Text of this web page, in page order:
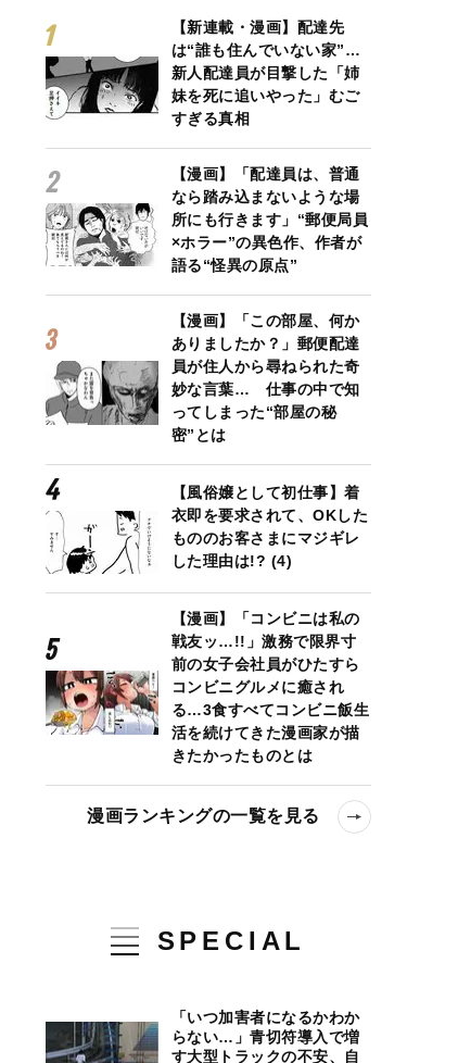
【新連載・漫画】配達先
は“誰も住んでいない家”…
新人配達員が目撃した「姉
妹を死に追いやった」むご
すぎる真相
【漫画】「配達員は、普通
なら踏み込まないような場
所にも行きます」“郵便局員
×ホラー”の異色作、作者が
語る“怪異の原点”
【漫画】「この部屋、何か
ありましたか？」郵便配達
員が住人から尋ねられた奇
妙な言葉… 仕事の中で知
ってしまった“部屋の秘
密”とは
【風俗嬢として初仕事】着
衣即を要求されて、OKした
もののお客さまにマジギレ
した理由は!? (4)
【漫画】「コンビニは私の
戦友ッ…!!」激務で限界寸
前の女子会社員がひたすら
コンビニグルメに癒され
る…3食すべてコンビニ飯生
活を続けてきた漫画家が描
きたかったものとは
漫画ランキングの一覧を見る
SPECIAL
「いつ加害者になるかわか
らない…」青切符導入で増
す大型トラックの不安、自